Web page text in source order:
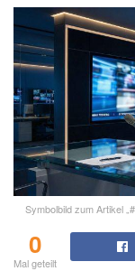
Symbolbild zum Artikel
0
Mal geteilt